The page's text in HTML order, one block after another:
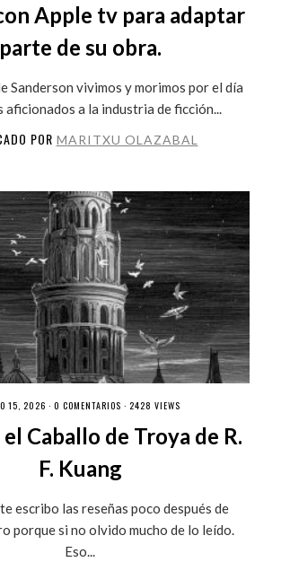
Apple tv para adaptar
parte de su obra.
Sanderson vivimos y morimos por el día
aficionados a la industria de ficción...
POR MARITXU OLAZABAL
15, 2026 · 0 COMENTARIOS · 2428 VIEWS
el Caballo de Troya de R.
F. Kuang
escribo las reseñas poco después de
porque si no olvido mucho de lo leído.
Eso...